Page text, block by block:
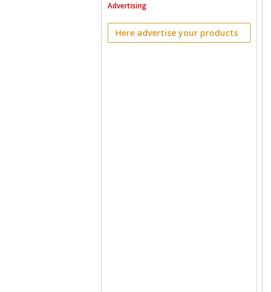
Advertising
Here advertise your products